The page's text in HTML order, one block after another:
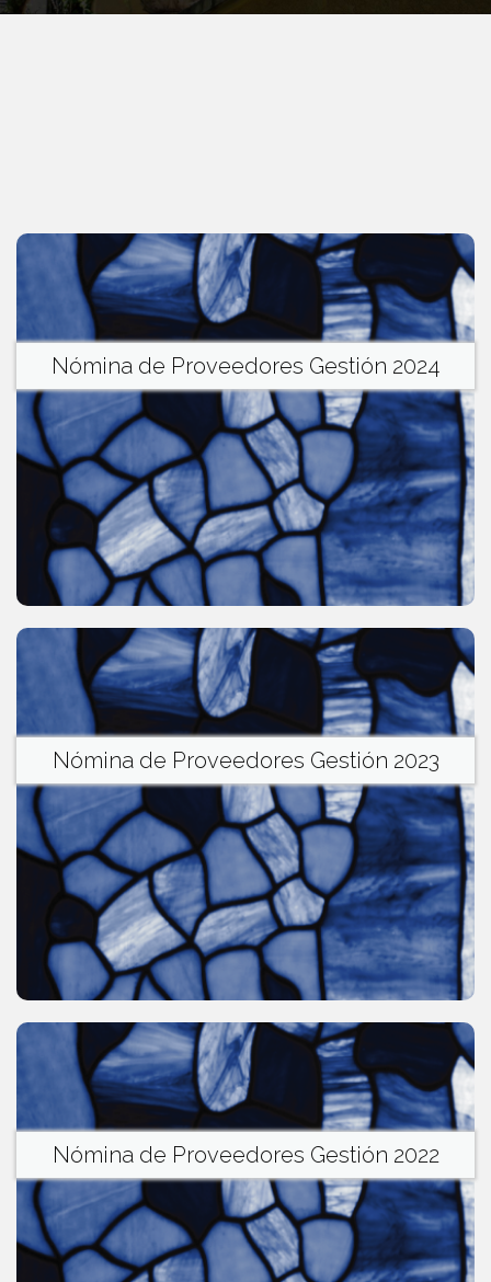
Nómina de Proveedores Gestión 2024
Nómina de Proveedores Gestión 2023
Nómina de Proveedores Gestión 2022